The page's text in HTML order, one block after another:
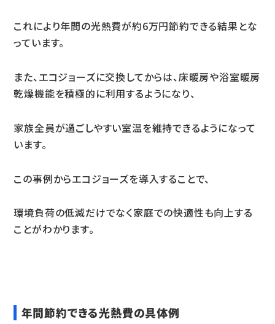
これにより年間の光熱費が約6万円節約できる結果とな
っています。
また、エコジョーズに交換してからは、床暖房や浴室暖房
乾燥機能を積極的に利用するようになり、
家族全員が過ごしやすい室温を維持できるようになって
います。
この事例からエコジョーズを導入することで、
環境負荷の低減だけでなく家庭での快適性も向上する
ことがわかります。
年間節約できる光熱費の具体例